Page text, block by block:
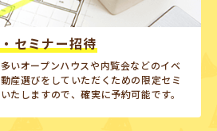
セミナー招待
いオープンハウスや内覧会などのイベ
産選びをしていただくための限定セミ
たしますので、確実に予約可能です。